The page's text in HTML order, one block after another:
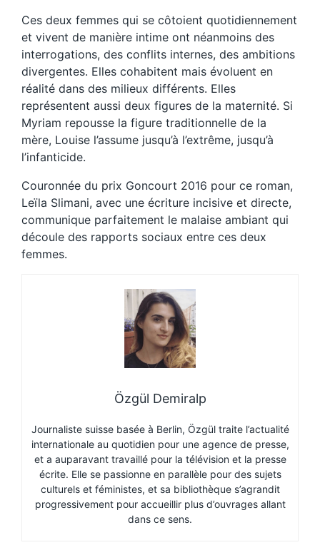
Ces deux femmes qui se côtoient quotidiennement
et vivent de manière intime ont néanmoins des
interrogations, des conflits internes, des ambitions
divergentes. Elles cohabitent mais évoluent en
réalité dans des milieux différents. Elles
représentent aussi deux figures de la maternité. Si
Myriam repousse la figure traditionnelle de la
mère, Louise l’assume jusqu’à l’extrême, jusqu’à
l’infanticide.
Couronnée du prix Goncourt 2016 pour ce roman,
Leïla Slimani, avec une écriture incisive et directe,
communique parfaitement le malaise ambiant qui
découle des rapports sociaux entre ces deux
femmes.
Özgül Demiralp
Journaliste suisse basée à Berlin, Özgül traite l’actualité
internationale au quotidien pour une agence de presse,
et a auparavant travaillé pour la télévision et la presse
écrite. Elle se passionne en parallèle pour des sujets
culturels et féministes, et sa bibliothèque s’agrandit
progressivement pour accueillir plus d’ouvrages allant
dans ce sens.